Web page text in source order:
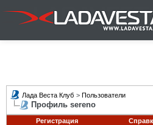
Лада Веста Клуб > Пользователи
Профиль sereno
Регистрация